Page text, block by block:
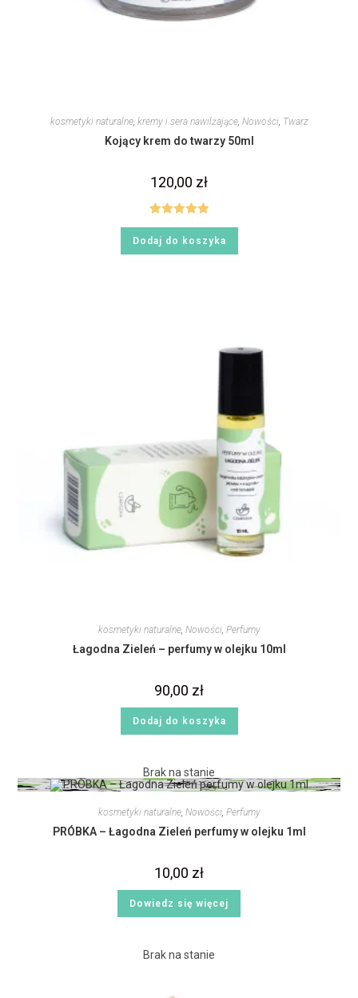
kosmetyki naturalne, kremy i sera nawilżające, Nowości, Twarz
Kojący krem do twarzy 50ml
120,00 zł
Oceniono
5.00 na 5
Dodaj do koszyka
kosmetyki naturalne, Nowości, Perfumy
Łagodna Zieleń – perfumy w olejku 10ml
90,00 zł
Dodaj do koszyka
Brak na stanie
kosmetyki naturalne, Nowości, Perfumy
PRÓBKA – Łagodna Zieleń perfumy w olejku 1ml
10,00 zł
Dowiedz się więcej
Brak na stanie